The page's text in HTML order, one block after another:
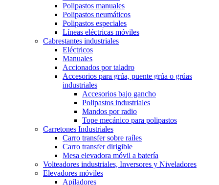
Polipastos manuales
Polipastos neumáticos
Polipastos especiales
Líneas eléctricas móviles
Cabrestantes industriales
Eléctricos
Manuales
Accionados por taladro
Accesorios para grúa, puente grúa o grúas
industriales
Accesorios bajo gancho
Polipastos industriales
Mandos por radio
Tope mecánico para polipastos
Carretones Industriales
Carro transfer sobre raíles
Carro transfer dirigible
Mesa elevadora móvil a batería
Volteadores industriales, Inversores y Niveladores
Elevadores móviles
Apiladores